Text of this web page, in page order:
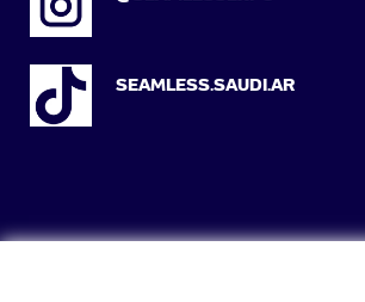
SEAMLESS.SAUDI.AR